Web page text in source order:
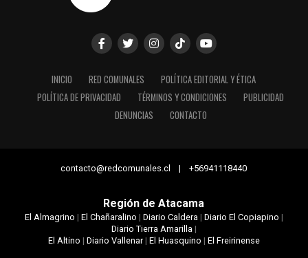
INICIO RED COMUNALES
POLÍTICA EDITORIAL Y ÉTICA
POLÍTICA DE PRIVACIDAD
TÉRMINOS Y CONDICIONES
PUBLICIDAD
DENUNCIAS
CONTACTO
contacto@redcomunales.cl | +56941118440
Región de Atacama
El Almagrino | El Chañaralino | Diario Caldera| Diario El Copiapino |
Diario Tierra Amarilla|
El Altino | Diario Vallenar| El Huasquino | El Freirinense